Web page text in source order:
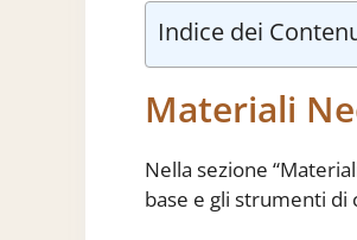
Indice dei
Materiali
Nella sezione
base e gli strumenti di